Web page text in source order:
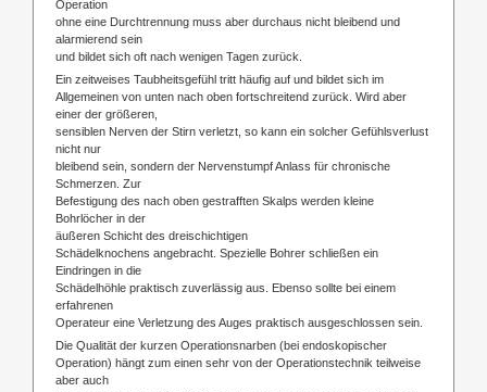
Operation
ohne eine Durchtrennung muss aber durchaus nicht bleibend und
alarmierend sein
und bildet sich oft nach wenigen Tagen zurück.
Ein zeitweises Taubheitsgefühl tritt häufig auf und bildet sich im
Allgemeinen von unten nach oben fortschreitend zurück. Wird aber
einer der größeren,
sensiblen Nerven der Stirn verletzt, so kann ein solcher Gefühlsverlust
nicht nur
bleibend sein, sondern der Nervenstumpf Anlass für chronische
Schmerzen. Zur
Befestigung des nach oben gestrafften Skalps werden kleine
Bohrlöcher in der
äußeren Schicht des dreischichtigen
Schädelknochens angebracht. Spezielle Bohrer schließen ein
Eindringen in die
Schädelhöhle praktisch zuverlässig aus. Ebenso sollte bei einem
erfahrenen
Operateur eine Verletzung des Auges praktisch ausgeschlossen sein.
Die Qualität der kurzen Operationsnarben (bei endoskopischer
Operation) hängt zum einen sehr von der Operationstechnik teilweise
aber auch